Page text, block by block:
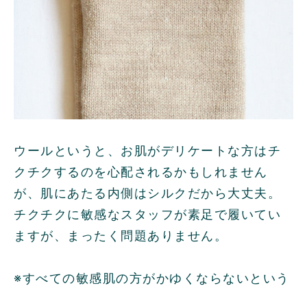
ウールというと、お肌がデリケートな方はチ
クチクするのを心配されるかもしれません
が、肌にあたる内側はシルクだから大丈夫。
チクチクに敏感なスタッフが素足で履いてい
ますが、まったく問題ありません。
※すべての敏感肌の方がかゆくならないという